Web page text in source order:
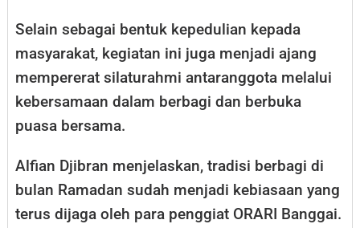
Selain sebagai bentuk kepedulian kepada
masyarakat, kegiatan ini juga menjadi ajang
mempererat silaturahmi antaranggota melalui
kebersamaan dalam berbagi dan berbuka
puasa bersama.
Alfian Djibran menjelaskan, tradisi berbagi di
bulan Ramadan sudah menjadi kebiasaan yang
terus dijaga oleh para penggiat ORARI Banggai.